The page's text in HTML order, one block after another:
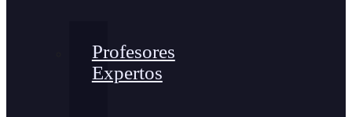
Profesores
Expertos